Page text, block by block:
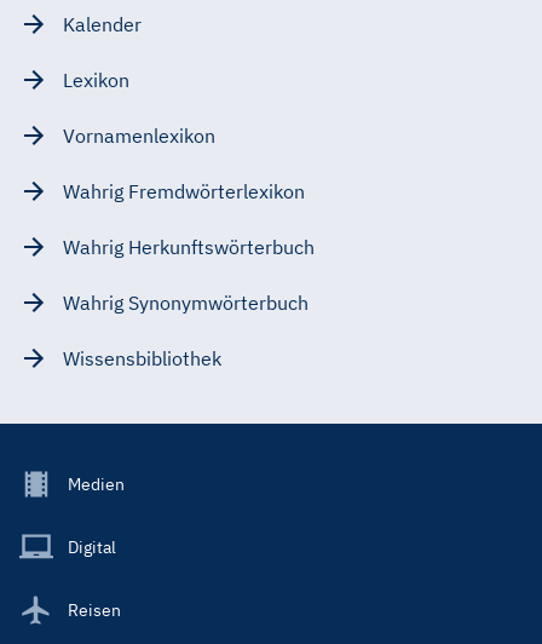
Kalender
Lexikon
Vornamenlexikon
Wahrig Fremdwörterlexikon
Wahrig Herkunftswörterbuch
Wahrig Synonymwörterbuch
Wissensbibliothek
Footer
Main
Medien
Digital
Reisen